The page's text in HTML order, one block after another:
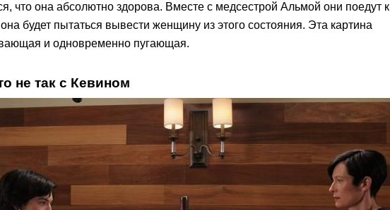
что она абсолютно здорова. Вместе с медсестрой Альмой они поедут к
будет пытаться вывести женщину из этого состояния. Эта картина
и одновременно пугающая.
не так с Кевином